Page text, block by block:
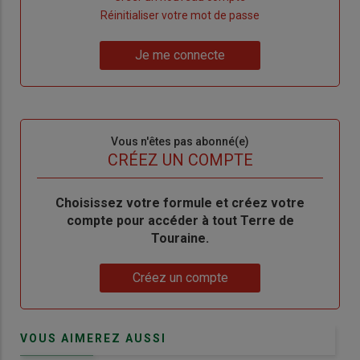
de
Réinitialiser votre mot de passe
me
Je me connecte
Vous n'êtes pas abonné(e)
CRÉEZ UN COMPTE
BodyChoisissez votre formule et créez votre
compte pour accéder à tout Terre de
Touraine.
Créez un compte
VOUS AIMEREZ AUSSI